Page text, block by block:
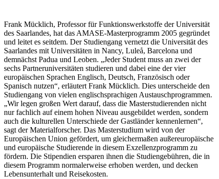
Frank Mücklich, Professor für Funktionswerkstoffe der Universität
des Saarlandes, hat das AMASE-Masterprogramm 2005 gegründet
und leitet es seitdem. Der Studiengang vernetzt die Universität des
Saarlandes mit Universitäten in Nancy, Luleå, Barcelona und
demnächst Padua und Leoben. „Jeder Student muss an zwei der
sechs Partneruniversitäten studieren und dabei eine der vier
europäischen Sprachen Englisch, Deutsch, Französisch oder
Spanisch nutzen“, erläutert Frank Mücklich. Dies unterscheide den
Studiengang von vielen englischsprachigen Austauschprogrammen.
„Wir legen großen Wert darauf, dass die Masterstudierenden nicht
nur fachlich auf einem hohen Niveau ausgebildet werden, sondern
auch die kulturellen Unterschiede der Gastländer kennenlernen“,
sagt der Materialforscher. Das Masterstudium wird von der
Europäischen Union gefördert, um gleichermaßen außereuropäische
und europäische Studierende in diesem Exzellenzprogramm zu
fördern. Die Stipendien ersparen ihnen die Studiengebühren, die in
diesem Programm normalerweise erhoben werden, und decken
Lebensunterhalt und Reisekosten.